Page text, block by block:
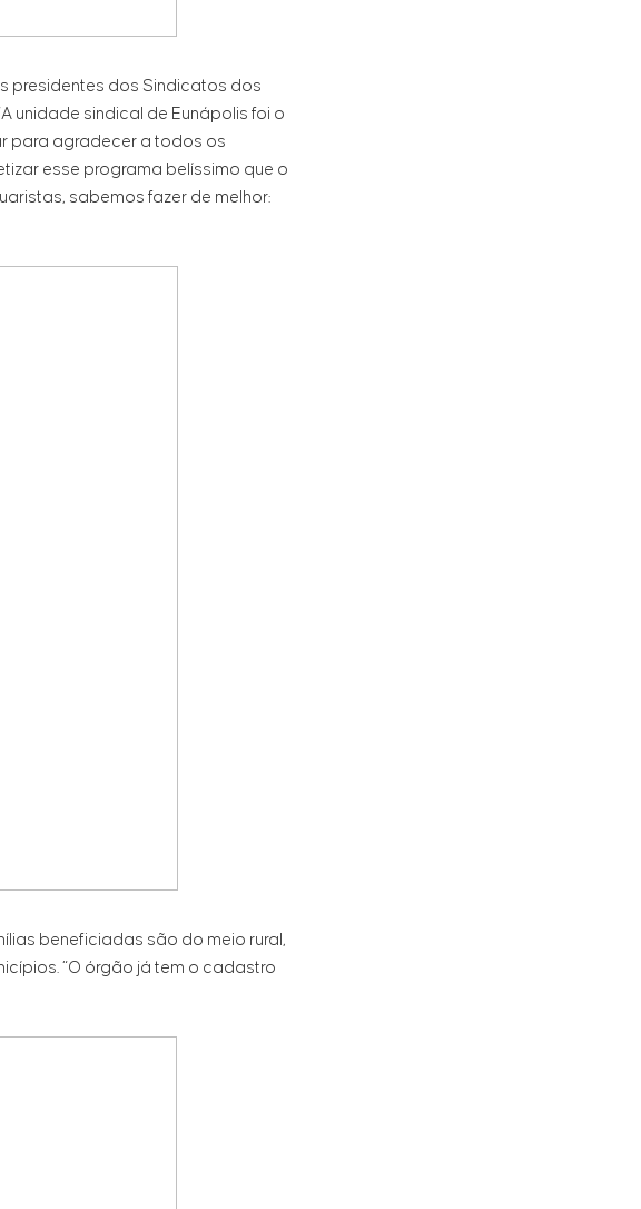
presidentes dos Sindicatos dos
unidade sindical de Eunápolis foi o
para agradecer a todos os
esse programa belíssimo que o
sabemos fazer de melhor:
beneficiadas são do meio rural,
“O órgão já tem o cadastro